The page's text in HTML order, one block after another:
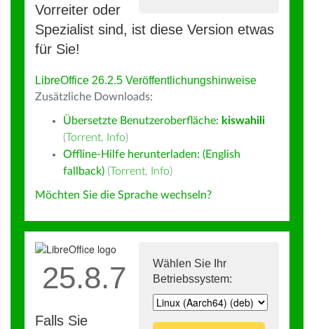
Vorreiter oder
Spezialist sind, ist diese Version etwas
für Sie!
LibreOffice 26.2.5 Veröffentlichungshinweise
Zusätzliche Downloads:
Übersetzte Benutzeroberfläche: kiswahili
(Torrent, Info)
Offline-Hilfe herunterladen: (English
fallback) (Torrent, Info)
Möchten Sie die Sprache wechseln?
Wählen Sie Ihr
Betriebssystem:
25.8.7
Falls Sie